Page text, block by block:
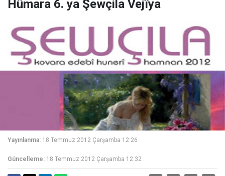
Hûmara 6. ya Şewçila Vejîya
Yayınlanma: 18 Temmuz 2012 Çarşamba 12:26
Güncelleme: 18 Temmuz 2012 Çarşamba 12:32